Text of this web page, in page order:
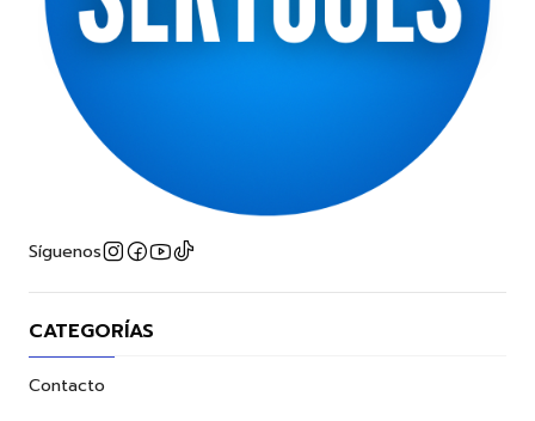
Síguenos
CATEGORÍAS
Contacto